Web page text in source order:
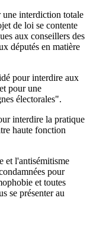
interdiction totale
de loi se contente
aux conseillers des
députés en matière
pour interdire aux
pour une
électorales".
interdire la pratique
haute fonction
et l'antisémitisme
pour
et toutes
se présenter au